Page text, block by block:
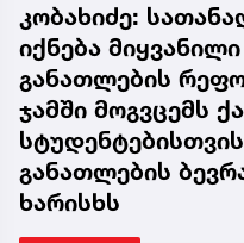
კობახიძე:
იქნება
განათლების
ჯამში მოგვცემს
განათლების
ხარისხს